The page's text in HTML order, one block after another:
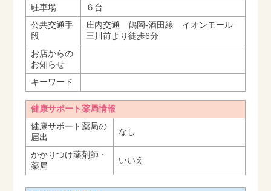
駐車場
６台
公共交通手
段
庄内交通 鶴岡-酒田線 イオンモール
三川前より徒歩6分
お店からの
お知らせ
キーワード
健康サポート薬局情報
健康サポート薬局の
届出
なし
かかりつけ薬剤師・
薬局
いいえ